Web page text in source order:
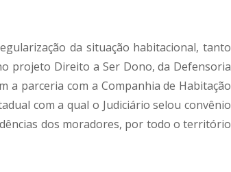
da situação habitacional, tanto
projeto Direito a Ser Dono, da Defensoria
a parceria com a Companhia de Habitação
com a qual o Judiciário selou convênio
dos moradores, por todo o território